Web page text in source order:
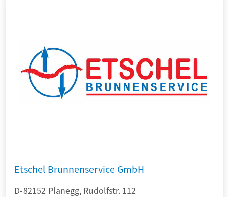
Etschel Brunnenservice GmbH
D-82152 Planegg, Rudolfstr. 112